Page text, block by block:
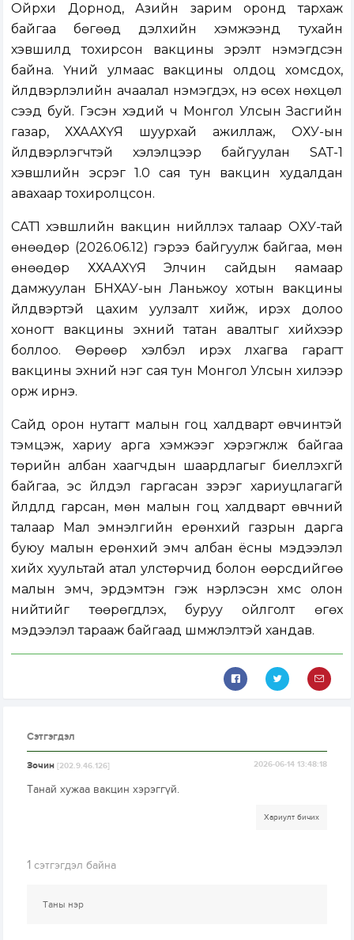
Ойрхи Дорнод, Азийн зарим оронд тархаж
байгаа бөгөөд дэлхийн хэмжээнд тухайн
хэвшилд тохирсон вакцины эрэлт нэмэгдсэн
байна. Үүний улмаас вакцины олдоц хомсдох,
үйлдвэрлэлийн ачаалал нэмэгдэх, үнэ өсөх нөхцөл
үүсээд буй. Гэсэн хэдий ч Монгол Улсын Засгийн
газар, ХХААХҮЯ шуурхай ажиллаж, ОХУ-ын
үйлдвэрлэгчтэй хэлэлцээр байгуулан SAT-1
хэвшлийн эсрэг 1.0 сая тун вакцин худалдан
авахаар тохиролцсон.
САТ1 хэвшлийн вакцин нийлүүлэх талаар ОХУ-тай
өнөөдөр (2026.06.12) гэрээ байгуулж байгаа, мөн
өнөөдөр ХХААХҮЯ Элчин сайдын яамаар
дамжуулан БНХАУ-ын Ланьжоу хотын вакцины
үйлдвэртэй цахим уулзалт хийж, ирэх долоо
хоногт вакцины эхний татан авалтыг хийхээр
боллоо. Өөрөөр хэлбэл ирэх лхагва гарагт
вакцины эхний нэг сая тун Монгол Улсын хилээр
орж ирнэ.
Сайд орон нутагт малын гоц халдварт өвчинтэй
тэмцэж, хариу арга хэмжээг хэрэгжүүлж байгаа
төрийн албан хаагчдын шаардлагыг биелүүлэхгүй
байгаа, эс үйлдэл гаргасан зэрэг хариуцлагагүй
үйлдлүүд гарсан, мөн малын гоц халдварт өвчний
талаар Мал эмнэлгийн ерөнхий газрын дарга
буюу малын ерөнхий эмч албан ёсны мэдээлэл
хийх хуультай атал улстөрчид болон өөрсдийгөө
малын эмч, эрдэмтэн гэж нэрлэсэн хүмүүс олон
нийтийг төөрөгдүүлэх, буруу ойлголт өгөх
мэдээлэл тарааж байгаад шүүмжлэлтэй хандав.
Сэтгэгдэл
Зочин[202.9.46.126] 2026-06-14 13:48:18
Танай хужаа вакцин хэрэггүй.
Хариулт бичих
1 сэтгэгдэл байна